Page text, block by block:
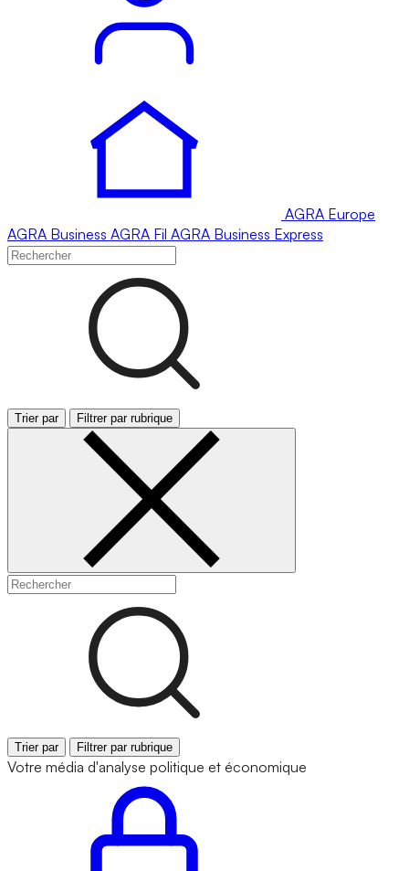
AGRA Europe
AGRA Business AGRA Fil AGRA Business Express
Trier par Filtrer par rubrique
Trier par Filtrer par rubrique
Votre média d'analyse politique et économique